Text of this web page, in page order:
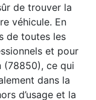
de trouver la
véhicule. En
de toutes les
et pour
(78850), ce qui
dans la
d’usage et la